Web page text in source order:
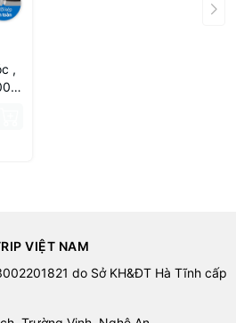
muốn
nơi khô ráo, thoáng mát, tránh
,
VIỆT NAM
do Sở KH&ĐT Hà Tĩnh cấp